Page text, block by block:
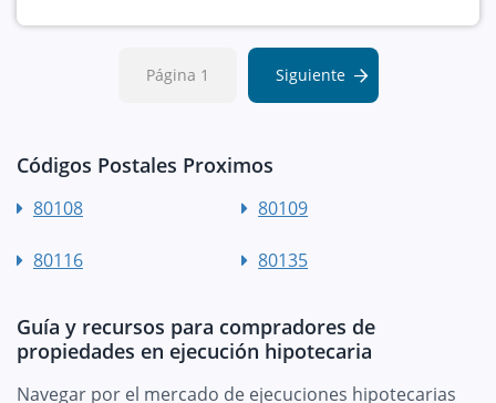
Página 1 Siguiente
Códigos Postales Proximos
80108 80109
80116 80135
Guía y recursos para compradores de
propiedades en ejecución hipotecaria
Navegar por el mercado de ejecuciones hipotecarias